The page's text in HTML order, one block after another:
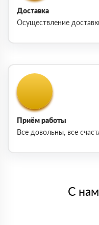
Доставка
Осуществление
Приём работы
Все довольны, все
С